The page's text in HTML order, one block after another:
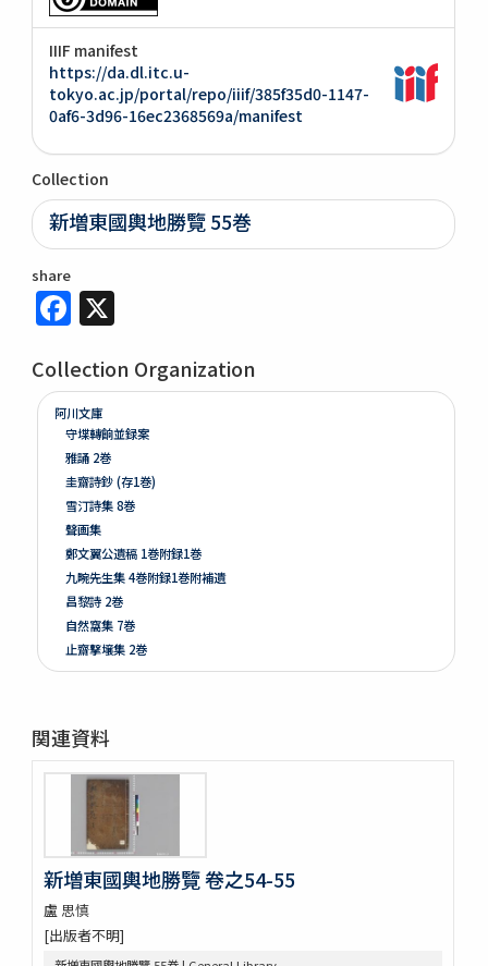
IIIF manifest
https://da.dl.itc.u-
tokyo.ac.jp/portal/repo/iiif/385f35d0-1147-
0af6-3d96-16ec2368569a/manifest
Collection
新増東國輿地勝覽 55巻
share
Facebook
Collection Organization
阿川文庫
守堞轉餉並録案
雅誦 2巻
圭齋詩鈔 (存1巻)
雪汀詩集 8巻
聲画集
鄭文翼公遺稿 1巻附録1巻
九畹先生集 4巻附録1巻附補遺
昌黎詩 2巻
自然窩集 7巻
止齋撃壌集 2巻
江山文藻 2巻
龍飛御天歌
大東詩選 12巻
漢陰先生文稿 12巻
錦南先生集 5巻
潜谷先生遺稿 14巻
大陵遺稿 11巻
一嚢遺稿 2巻
月沙先生集 63巻附録5巻別集7巻
鶴谷集 9巻附録2巻附1巻
関連資料
新増東國輿地勝覽 卷之54-55
盧 思慎
[出版者不明]